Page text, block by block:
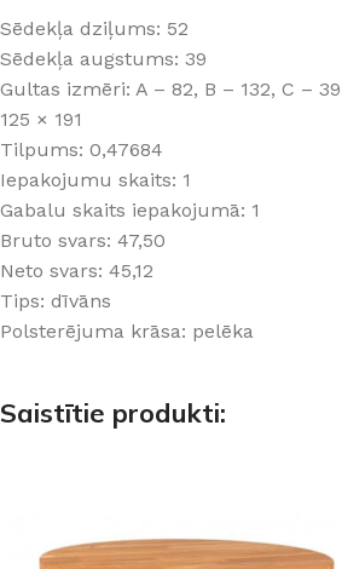
Sēdekļa dziļums: 52
Sēdekļa augstums: 39
Gultas izmēri: A – 82, B – 132, C –
125 × 191
Tilpums: 0,47684
Iepakojumu skaits: 1
Gabalu skaits iepakojumā: 1
Bruto svars: 47,50
Neto svars: 45,12
Tips: dīvāns
Polsterējuma krāsa: pelēka
Saistītie produkti: